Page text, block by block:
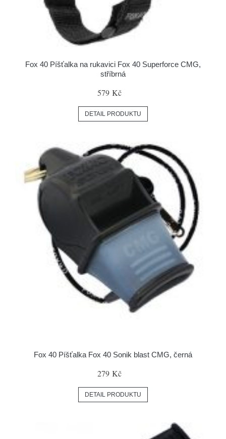
Fox 40 Píšťalka na rukavici Fox 40 Superforce CMG,
stříbrná
579 Kč
DETAIL PRODUKTU
Fox 40 Píšťalka Fox 40 Sonik blast CMG, černá
279 Kč
DETAIL PRODUKTU